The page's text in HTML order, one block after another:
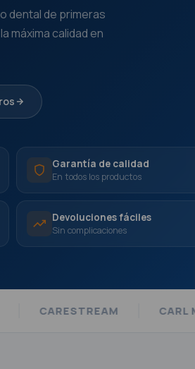
dental de primeras
máxima calidad en
Garantía de calidad
En todos los productos
Devoluciones fáciles
Sin complicaciones
CARL MARTIN CATTANI